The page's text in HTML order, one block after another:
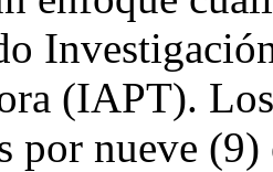
(IAPT).
por nueve